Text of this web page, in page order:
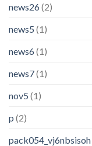
news26(2)
news5 (1)
news6(1)
news7(1)
nov5 (1)
p (2)
pack054_vj6nbsisoh